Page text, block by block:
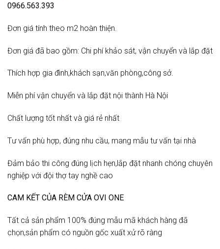
0966.563.393
Đơn giá tính theo m2 hoàn thiện.
Đơn giá đã bao gồm: Chi phí khảo sát, vận chuyển và lắp đặt
Thích hợp gia đình,khách sạn,văn phòng,công sở.
Miễn phí vận chuyển và lắp đặt nội thành Hà Nội
Chất lượng tốt nhất và giá rẻ nhất
Tư vấn phù hợp, đúng nhu cầu, mang mẫu tư vấn tại nhà
Đảm bảo thi công đúng lịch hẹn,lắp đặt nhanh chóng chuyên
nghiệp với đội thợ tay nghề cao
CAM KẾT CỦA RÈM CỬA OVI ONE
Tất cả sản phẩm 100% đúng mẫu mã khách hàng đã
chọn,sản phẩm có nguồn gốc xuất xử rõ ràng